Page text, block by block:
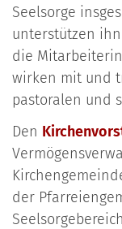
Seelsorge
unterstützen
die
wirken mit und
pastoralen und
Den
der